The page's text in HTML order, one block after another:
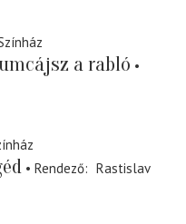
a rabló
Rendező
Rastislav